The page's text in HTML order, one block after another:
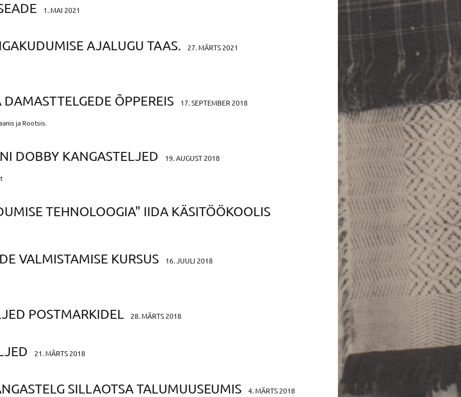
1. MAI 2021
AJALUGU TAAS. 27. MÄRTS 2021
ÕPPEREIS 17. SEPTEMBER 2018
ja Rootsis.
DOBBY KANGASTELJED 19. AUGUST 2018
TEHNOLOOGIA" IIDA KÄSITÖÖKOOLIS
VALMISTAMISE KURSUS 16. JUULI 2018
POSTMARKIDEL
28. MÄRTS 2018
21. MÄRTS 2018
SILLAOTSA TALUMUUSEUMIS
4. MÄRTS 2018